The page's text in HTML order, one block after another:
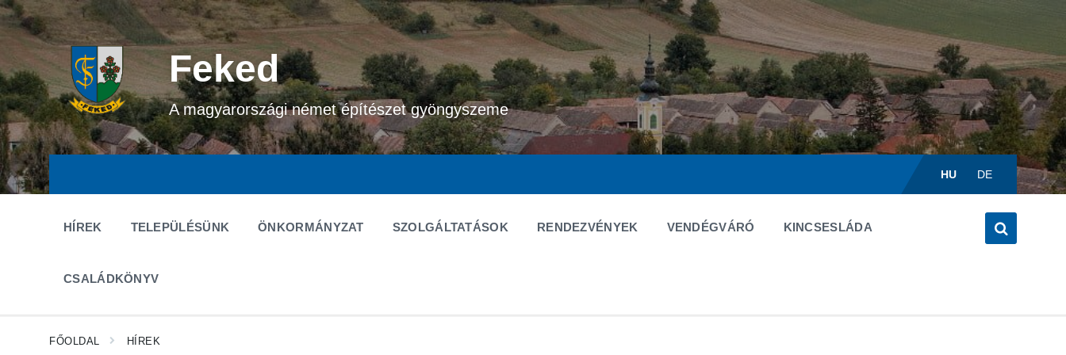
Ugrás
tartalomhoz
Ugrás
fő
navigációhoz
Ugrás
lábléchez
Feked
A magyarországi német építészet gyöngyszeme
Válasszon
nyelvet:
HU DE
HÍREK TELEPÜLÉSÜNK ÖNKORMÁNYZAT SZOLGÁLTATÁSOK RENDEZVÉNYEK VENDÉGVÁRÓ KINCSESLÁDA
CSALÁDKÖNYV
FŐOLDAL HÍREK